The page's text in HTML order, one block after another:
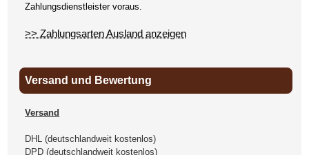
Zahlungsdienstleister voraus.
>> Zahlungsarten Ausland anzeigen
Versand und Bewertung
Versand
DHL (deutschlandweit kostenlos)
DPD (deutschlandweit kostenlos)